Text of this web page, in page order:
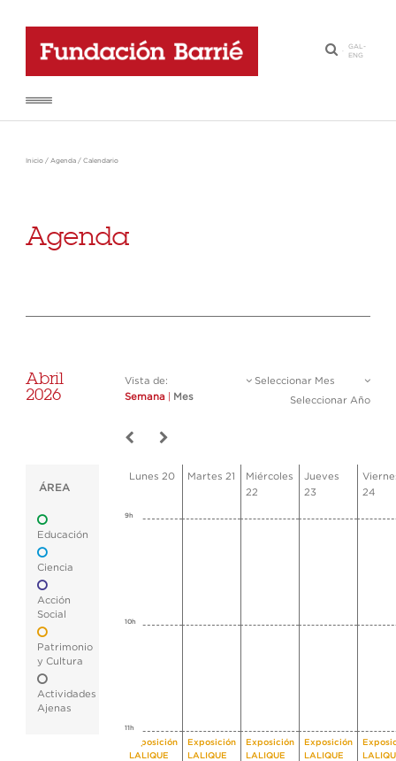
·
GAL-
ENG
Inicio / Agenda / Calendario
Agenda
Abril
2026
Vista de:
Semana
Mes
Seleccionar Mes
Seleccionar Año
ÁREA
Educación
Ciencia
Acción
Social
Patrimonio
y Cultura
Actividades
Ajenas
Lunes 20 Martes 21
Miércoles
22
Jueves
23
24
9h
10h
11h
Exposición
LALIQUE
Exposición
LALIQUE
Exposición
LALIQUE
Exposición
LALIQUE